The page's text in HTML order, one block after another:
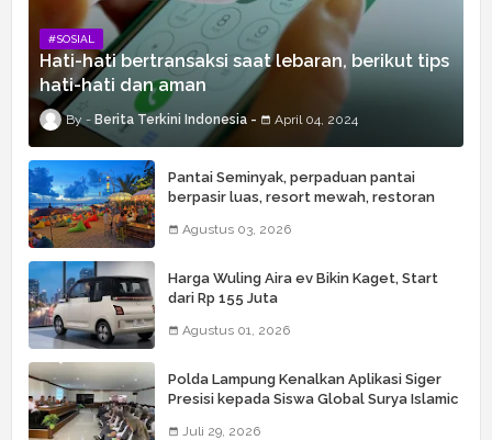
#SOSIAL
Hati-hati bertransaksi saat lebaran, berikut tips
hati-hati dan aman
Berita Terkini Indonesia April 04, 2024
Pantai Seminyak, perpaduan pantai
berpasir luas, resort mewah, restoran
Agustus 03, 2026
Harga Wuling Aira ev Bikin Kaget, Start
dari Rp 155 Juta
Agustus 01, 2026
Polda Lampung Kenalkan Aplikasi Siger
Presisi kepada Siswa Global Surya Islamic
Juli 29, 2026